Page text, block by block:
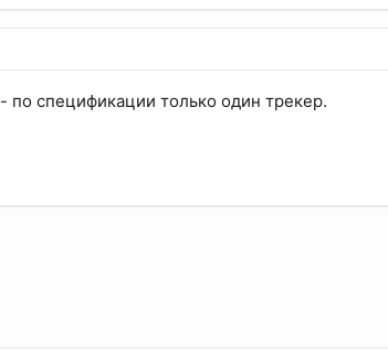
- по спецификации только один трекер.